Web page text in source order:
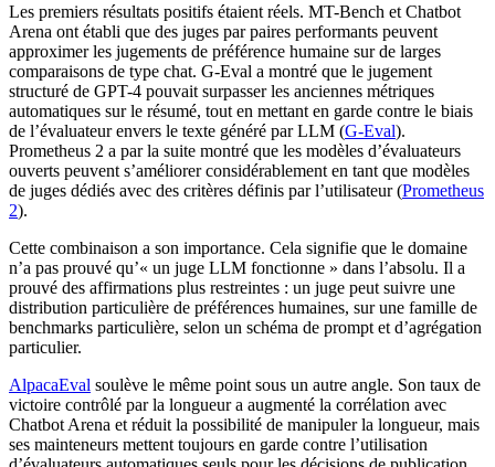
Les premiers résultats positifs étaient réels. MT-Bench et Chatbot
Arena ont établi que des juges par paires performants peuvent
approximer les jugements de préférence humaine sur de larges
comparaisons de type chat. G-Eval a montré que le jugement
structuré de GPT-4 pouvait surpasser les anciennes métriques
automatiques sur le résumé, tout en mettant en garde contre le biais
de l’évaluateur envers le texte généré par LLM (G-Eval).
Prometheus 2 a par la suite montré que les modèles d’évaluateurs
ouverts peuvent s’améliorer considérablement en tant que modèles
de juges dédiés avec des critères définis par l’utilisateur (Prometheus
2).
Cette combinaison a son importance. Cela signifie que le domaine
n’a pas prouvé qu’« un juge LLM fonctionne » dans l’absolu. Il a
prouvé des affirmations plus restreintes : un juge peut suivre une
distribution particulière de préférences humaines, sur une famille de
benchmarks particulière, selon un schéma de prompt et d’agrégation
particulier.
AlpacaEval soulève le même point sous un autre angle. Son taux de
victoire contrôlé par la longueur a augmenté la corrélation avec
Chatbot Arena et réduit la possibilité de manipuler la longueur, mais
ses mainteneurs mettent toujours en garde contre l’utilisation